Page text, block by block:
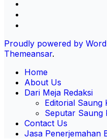
Proudly powered by
Themeansar.
Home
About Us
Dari Meja Redaksi
Editorial Saung
Seputar Saung
Contact Us
Jasa Penerjemahan